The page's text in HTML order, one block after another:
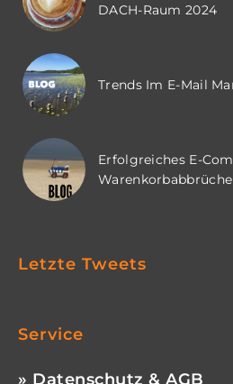
DACH-Raum 2024
Trends Im E-Mail
Erfolgreiches E-
Letzte Tweets
Service
» Datenschutz & AGB